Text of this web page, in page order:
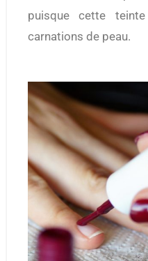
puisque cette
carnations de peau.